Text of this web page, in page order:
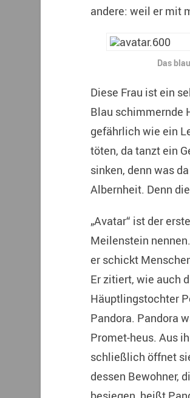
andere: weil er mit
Das
Diese Frau ist ein
Blau schimmernde
gefährlich wie ein
töten, da tanzt ein
sinken, denn was
Albernheit. Denn
„Avatar“ ist der
Meilenstein
er schickt
Er zitiert, wie auch
Häuptlingstochter
Pandora. Pandora
Promet-heus. Aus
schließlich öffnet
dessen Bewohner,